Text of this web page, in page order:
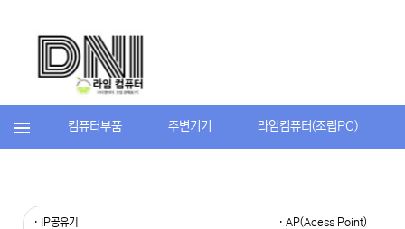
컴퓨터부품 주변기기 라임컴퓨터(조립PC)
· IP공유기 · AP(Acess Point)